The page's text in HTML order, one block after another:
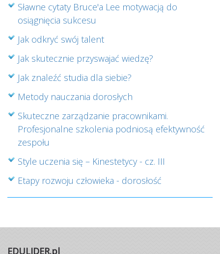
Sławne cytaty Bruce'a Lee motywacją do
osiągnięcia sukcesu
Jak odkryć swój talent
Jak skutecznie przyswajać wiedzę?
Jak znaleźć studia dla siebie?
Metody nauczania dorosłych
Skuteczne zarządzanie pracownikami.
Profesjonalne szkolenia podniosą efektywność
zespołu
Style uczenia się – Kinestetycy - cz. III
Etapy rozwoju człowieka - dorosłość
EDULIDER.pl